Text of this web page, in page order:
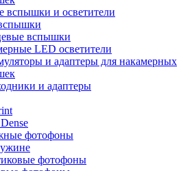
вспышки и осветители
вспышки
LED осветители
и адаптеры для накамерных
и адаптеры
фотофоны
фотофоны